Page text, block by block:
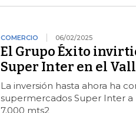
COMERCIO 06/02/2025
El Grupo Éxito
Super Inter en el
La inversión hasta ahora ha
supermercados Super Inter a
7.000 mts2